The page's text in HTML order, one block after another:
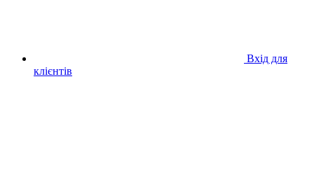
Вхід для
клієнтів